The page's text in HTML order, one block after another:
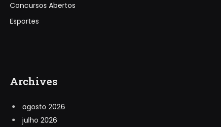
Concursos Abertos
Esportes
Archives
agosto 2026
julho 2026